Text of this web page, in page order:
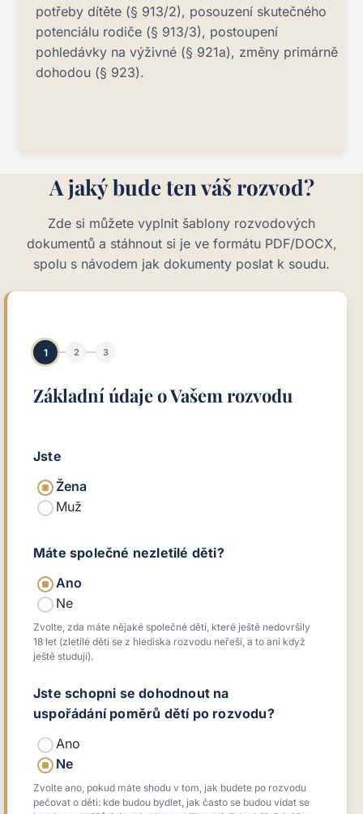
potřeby dítěte (§ 913/2), posouzení skutečného
potenciálu rodiče (§ 913/3), postoupení
pohledávky na výživné (§ 921a), změny primárně
dohodou (§ 923).
A jaký bude ten váš rozvod?
Zde si můžete vyplnit šablony rozvodových
dokumentů a stáhnout si je ve formátu PDF/DOCX,
spolu s návodem jak dokumenty poslat k soudu.
1 2 3
Základní údaje o Vašem rozvodu
Jste
Žena
Muž
Máte společné nezletilé děti?
Ano
Ne
Zvolte, zda máte nějaké společné děti, které ještě nedovršily
18 let (zletilé děti se z hlediska rozvodu neřeší, a to ani když
ještě studují).
Jste schopni se dohodnout na
uspořádání poměrů dětí po rozvodu?
Ano
Ne
Zvolte ano, pokud máte shodu v tom, jak budete po rozvodu
pečovat o děti: kde budou bydlet, jak často se budou vídat se